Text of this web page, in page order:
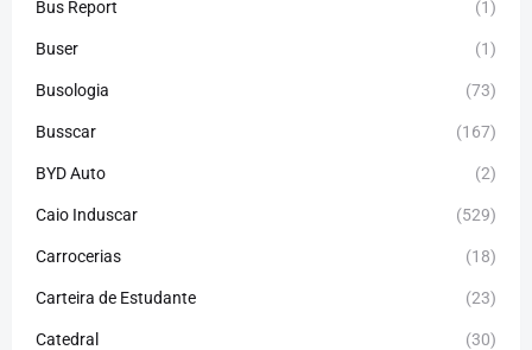
Bus Report (1)
Buser (1)
Busologia (73)
Busscar (167)
BYD Auto (2)
Caio Induscar (529)
Carrocerias (18)
Carteira de Estudante (23)
Catedral (30)